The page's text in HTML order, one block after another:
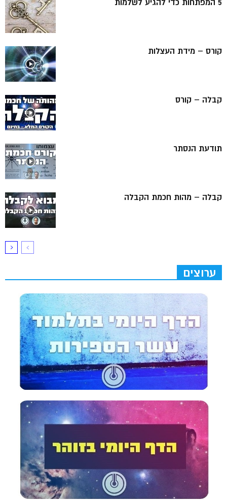
5 המפתחות כדי להגיע לשלמות
קורס – מידת העצלות
קבלה – קורס
תודעת הנסתר
קבלה – מהות חכמת הקבלה
ערוצים